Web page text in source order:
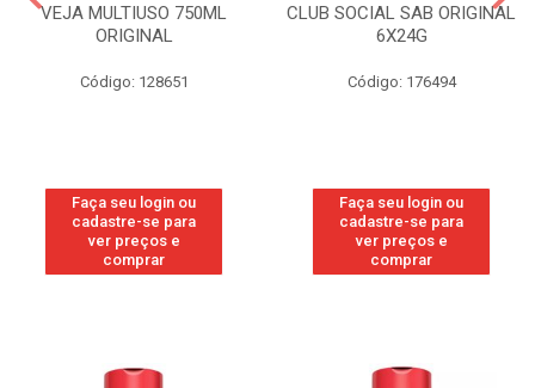
VEJA MULTIUSO 750ML
ORIGINAL
Código: 128651
Faça seu login ou
cadastre-se para
ver preços e
comprar
CLUB SOCIAL SAB ORIGINAL
6X24G
Código: 176494
Faça seu login ou
cadastre-se para
ver preços e
comprar